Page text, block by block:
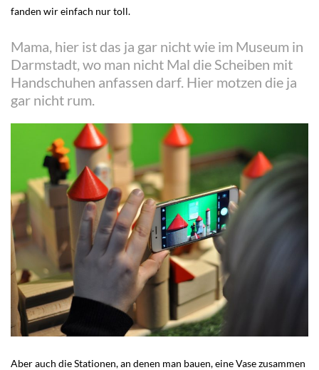
fanden wir einfach nur toll.
Mama, hier ist das ja gar nicht wie im Museum in
Darmstadt, wo man nicht Mal die Scheiben mit
Handschuhen anfassen darf. Hier motzen die ja
gar nicht rum.
Aber auch die Stationen, an denen man bauen, eine Vase zusammen